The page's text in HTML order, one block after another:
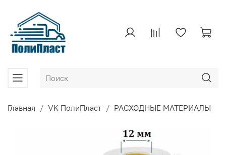
Главная VK ПолиПласт РАСХОДНЫЕ МАТЕРИАЛЫ